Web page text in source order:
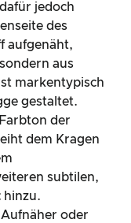
jedoch
des
aufgenäht,
aus
markentypisch
gestaltet.
der
dem Kragen
subtilen,
hinzu.
oder